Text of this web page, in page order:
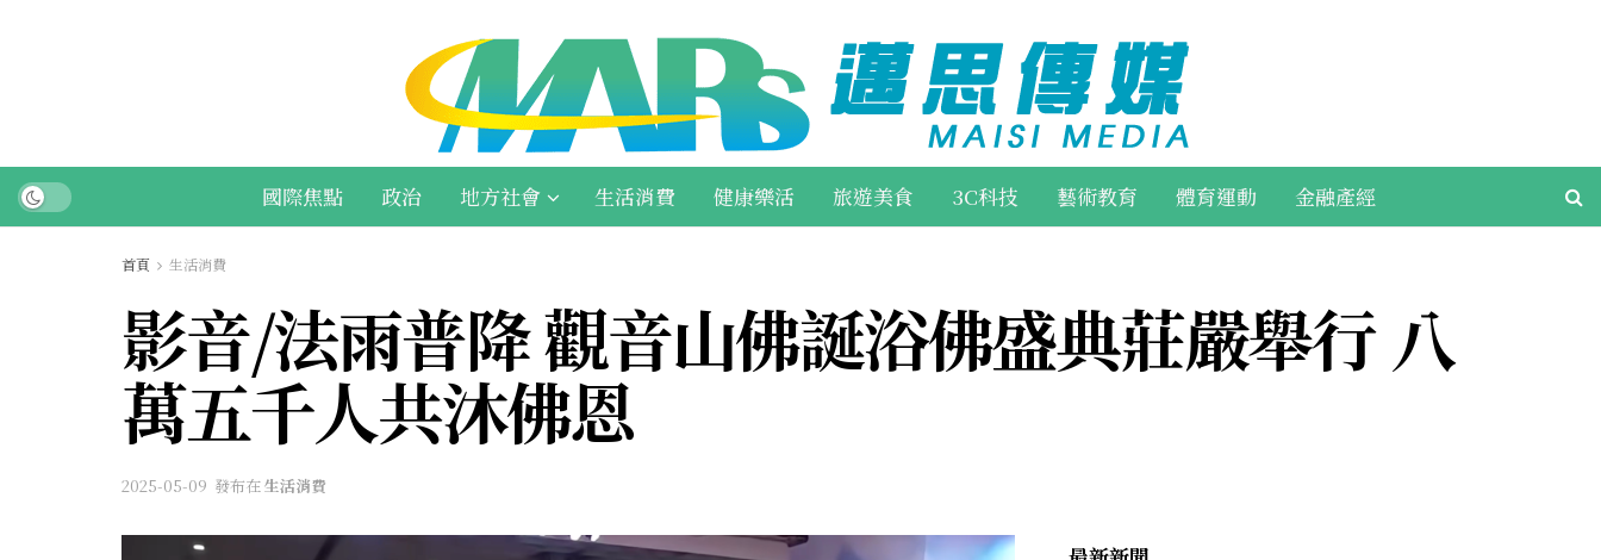
國際焦點 政治 地方社會 生活消費 健康樂活 旅遊美食 3C科技 藝術教育 體育運動 金融產經
首頁 生活消費
影音/法雨普降 觀音山佛誕浴佛盛典莊嚴舉行 八
萬五千人共沐佛恩
2025-05-09 發布在生活消費